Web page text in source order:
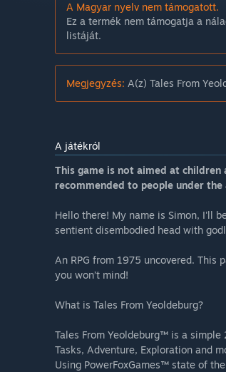
A Magyar nyelv nem támogatott.
Ez a termék nem támogatja a
listáját.
Megjegyzés: A(z) Tales From
A játékról
This game is not aimed at
recommended to people under
Hello there! My name is Simon, I'll
sentient disembodied head with
An RPG from 1975 uncovered. This
you won’t mind!
What is Tales From Yeoldeburg?
Tales From Yeoldeburg™ is a
Tasks, Adventure, Exploration and
Using PowerFoxGames™ state of